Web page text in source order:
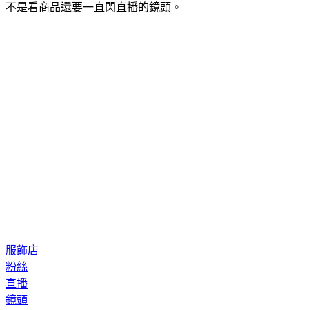
不是看商品還要一直閃直播的鏡頭。
服飾店
粉絲
直播
鏡頭